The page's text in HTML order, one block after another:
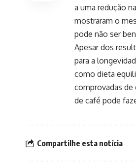
a uma redução
mostraram o
pode não ser
Apesar dos
para a
como dieta
comprovadas de
de café pode
Compartilhe esta notícia